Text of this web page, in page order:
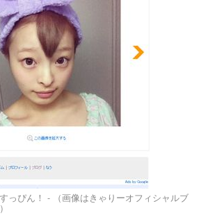
っぴん！ - （画像はきゃりーオフィシャルブ